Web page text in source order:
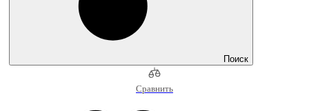
Поиск
Сравнить